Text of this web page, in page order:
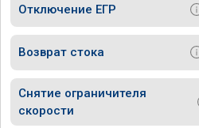
Отключение ЕГР
Возврат стока
Снятие ограничителя
скорости